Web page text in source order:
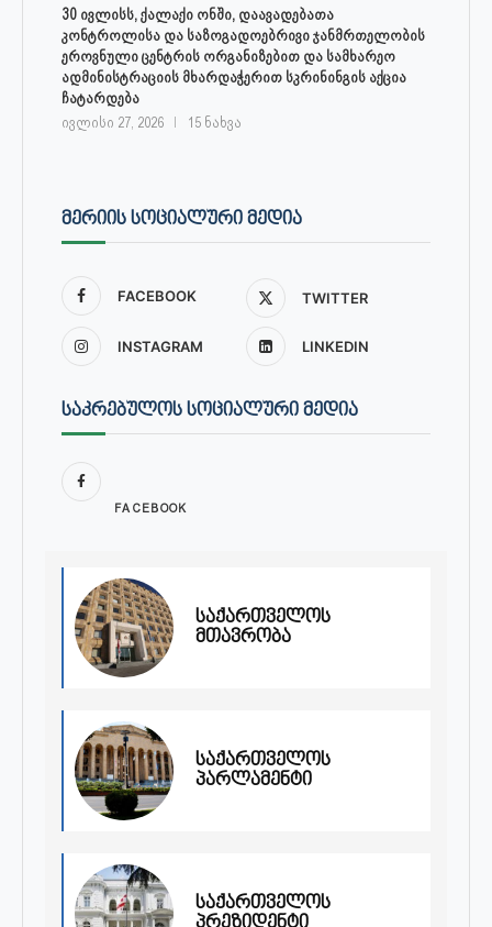
30 ივლისს, ქალაქი ონში, დაავადებათა
კონტროლისა და საზოგადოებრივი ჯანმრთელობის
ეროვნული ცენტრის ორგანიზებით და სამხარეო
ადმინისტრაციის მხარდაჭერით სკრინინგის აქცია
ჩატარდება
ივლისი 27, 2026 15 ნახვა
ᲛᲔᲠᲘᲘᲡ ᲡᲝᲪᲘᲐᲚᲣᲠᲘ ᲛᲔᲓᲘᲐ
FACEBOOK TWITTER
INSTAGRAM LINKEDIN
ᲡᲐᲙᲠᲔᲑᲣᲚᲝᲡ ᲡᲝᲪᲘᲐᲚᲣᲠᲘ ᲛᲔᲓᲘᲐ
FACEBOOK
საქართველოს
მთავრობა
საქართველოს
პარლამენტი
საქართველოს